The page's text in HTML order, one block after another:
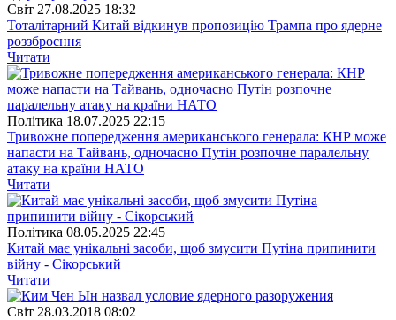
Свiт 27.08.2025 18:32
Тоталітарний Китай відкинув пропозицію Трампа про ядерне
роззброєння
Читати
Полiтика 18.07.2025 22:15
Тривожне попередження американського генерала: КНР може
напасти на Тайвань, одночасно Путін розпочне паралельну
атаку на країни НАТО
Читати
Полiтика 08.05.2025 22:45
Китай має унікальні засоби, щоб змусити Путіна припинити
війну - Сікорський
Читати
Свiт 28.03.2018 08:02